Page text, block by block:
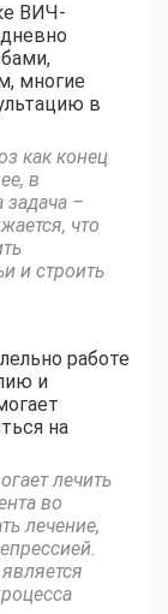
ВИЧ-
многие
в
как конец
в
–
что
и строить
работе
и
на
лечить
во
лечение,